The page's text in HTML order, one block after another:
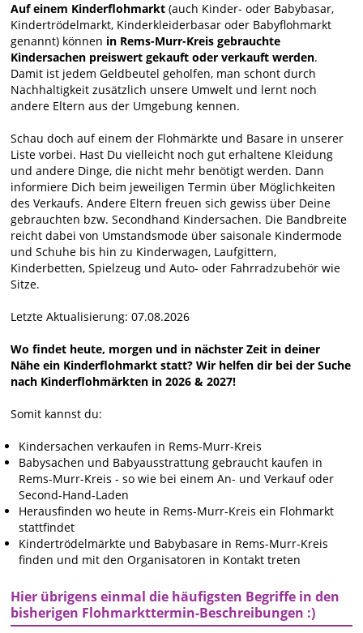
Auf einem Kinderflohmarkt (auch Kinder- oder Babybasar,
Kindertrödelmarkt, Kinderkleiderbasar oder Babyflohmarkt
genannt) können in Rems-Murr-Kreis gebrauchte
Kindersachen preiswert gekauft oder verkauft werden.
Damit ist jedem Geldbeutel geholfen, man schont durch
Nachhaltigkeit zusätzlich unsere Umwelt und lernt noch
andere Eltern aus der Umgebung kennen.
Schau doch auf einem der Flohmärkte und Basare in unserer
Liste vorbei. Hast Du vielleicht noch gut erhaltene Kleidung
und andere Dinge, die nicht mehr benötigt werden. Dann
informiere Dich beim jeweiligen Termin über Möglichkeiten
des Verkaufs. Andere Eltern freuen sich gewiss über Deine
gebrauchten bzw. Secondhand Kindersachen. Die Bandbreite
reicht dabei von Umstandsmode über saisonale Kindermode
und Schuhe bis hin zu Kinderwagen, Laufgittern,
Kinderbetten, Spielzeug und Auto- oder Fahrradzubehör wie
Sitze.
Letzte Aktualisierung: 07.08.2026
Wo findet heute, morgen und in nächster Zeit in deiner
Nähe ein Kinderflohmarkt statt? Wir helfen dir bei der Suche
nach Kinderflohmärkten in 2026 & 2027!
Somit kannst du:
Kindersachen verkaufen in Rems-Murr-Kreis
Babysachen und Babyausstrattung gebraucht kaufen in
Rems-Murr-Kreis - so wie bei einem An- und Verkauf oder
Second-Hand-Laden
Herausfinden wo heute in Rems-Murr-Kreis ein Flohmarkt
stattfindet
Kindertrödelmärkte und Babybasare in Rems-Murr-Kreis
finden und mit den Organisatoren in Kontakt treten
Hier übrigens einmal die häufigsten Begriffe in den
bisherigen Flohmarkttermin-Beschreibungen :)